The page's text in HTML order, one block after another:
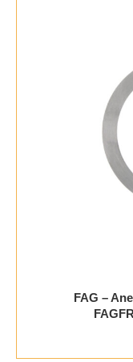
FAG –